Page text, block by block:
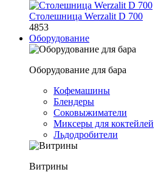
Столешница Werzalit D 700
4853
Оборудование
Оборудование для бара
Кофемашины
Блендеры
Соковыжиматели
Миксеры для коктейлей
Льдодробители
Витрины